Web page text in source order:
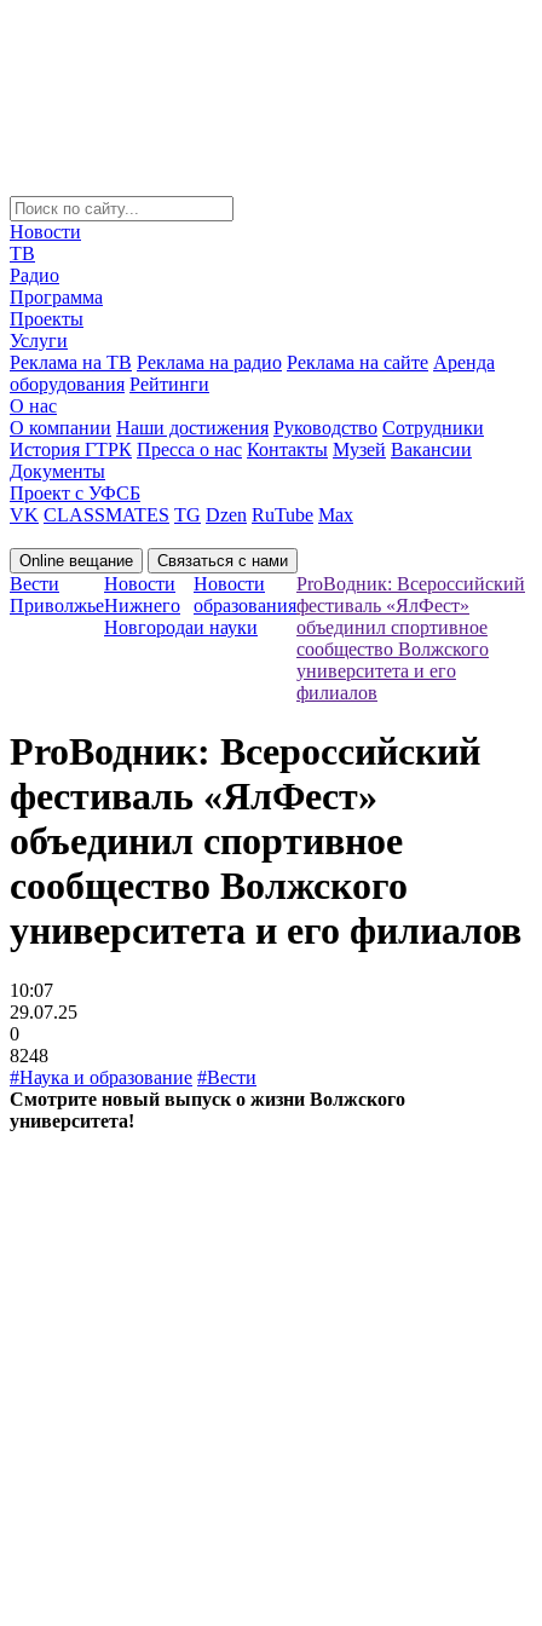
Новости
ТВ
Радио
Программа
Проекты
Услуги
Реклама на ТВ Реклама на радио Реклама на сайте Аренда
оборудования Рейтинги
О нас
О компании Наши достижения Руководство Сотрудники
История ГТРК Пресса о нас Контакты Музей Вакансии
Документы
Проект с УФСБ
VK CLASSMATES TG Dzen RuTube Max
Online вещание Связаться с нами
Вести
Приволжье
Новости
Нижнего
Новгорода
Новости
образования
и науки
ProВодник: Всероссийский
фестиваль «ЯлФест»
объединил спортивное
сообщество Волжского
университета и его
филиалов
ProВодник: Всероссийский
фестиваль «ЯлФест»
объединил спортивное
сообщество Волжского
университета и его филиалов
10:07
29.07.25
0
8248
#Наука и образование #Вести
Смотрите новый выпуск о жизни Волжского
университета!